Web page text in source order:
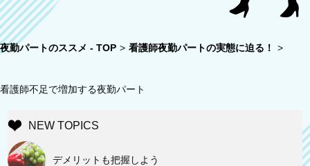
夜勤パートのススメ - TOP > 看護師夜勤パートの実態に迫る！ >
看護師不足で増加する夜勤パート
NEW TOPICS
デメリットも把握しよう